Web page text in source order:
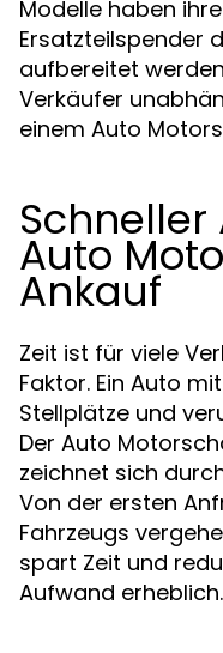
Modelle haben
Ersatzteilspender
aufbereitet
Verkäufer
einem Auto
Auto
Ankauf
Zeit ist für viele
Faktor. Ein Auto
Stellplätze und
Der Auto
zeichnet sich
Von der ersten
Fahrzeugs
spart Zeit und
Aufwand erheblich.